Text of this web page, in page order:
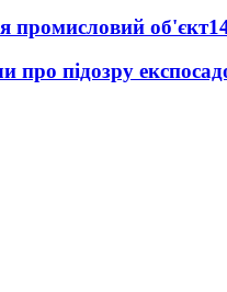
промисловий об'єкт
про підозру